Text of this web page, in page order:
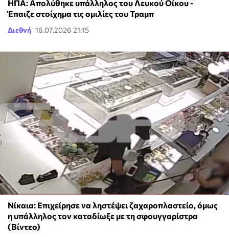
ΗΠΑ: Απολύθηκε υπάλληλος του Λευκού Οίκου -
Έπαιζε στοίχημα τις ομιλίες του Τραμπ
Διεθνή 16.07.2026 21:15
Νίκαια: Επιχείρησε να ληστέψει ζαχαροπλαστείο, όμως
η υπάλληλος τον καταδίωξε με τη σφουγγαρίστρα
(Βίντεο)